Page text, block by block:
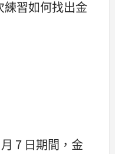
練習如何找出金
7 日期間，金